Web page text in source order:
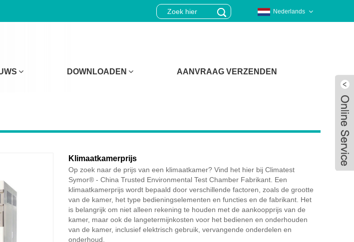
Nederlands
DOWNLOADEN AANVRAAG VERZENDEN
Klimaatkamerprijs
Op zoek naar de prijs van een klimaatkamer? Vind het hier bij Climatest
Symor® - China Trusted Environmental Test Chamber Fabrikant. Een
klimaatkamerprijs wordt bepaald door verschillende factoren, zoals de grootte
van de kamer, het type bedieningselementen en functies en de fabrikant. Het
is belangrijk om niet alleen rekening te houden met de aankoopprijs van de
kamer, maar ook de langetermijnkosten voor het bedienen en onderhouden
van de kamer, inclusief elektrisch gebruik, vervangende onderdelen en
onderhoud.